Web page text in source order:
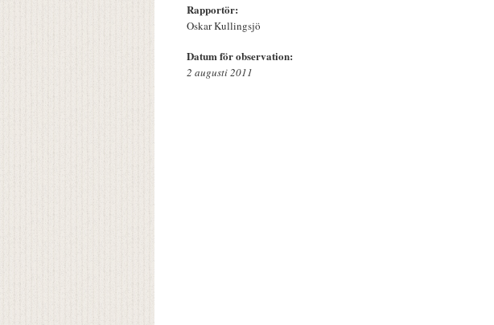
Rapportör:
Oskar Kullingsjö
Datum för observation:
2 augusti 2011